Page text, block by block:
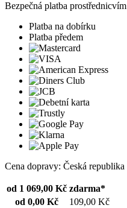
Bezpečná platba prostřednicvím
Platba na dobírku
Platba předem
Cena dopravy: Česká republika
od 1 069,00 Kč zdarma*
od 0,00 Kč
109,00 Kč